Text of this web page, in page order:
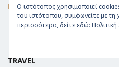
FACEBOOK
TRAVEL
Ο ιστότοπος χρησιμοποιεί
του ιστότοπου, συμφωνείτε με τη
περισσότερα, δείτε εδώ: